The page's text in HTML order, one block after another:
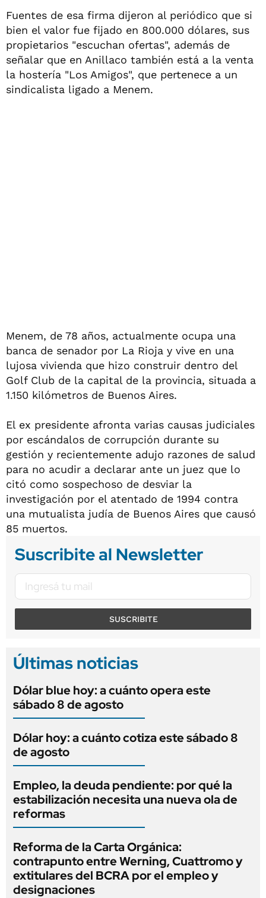
Fuentes de esa firma dijeron al periódico que si
bien el valor fue fijado en 800.000 dólares, sus
propietarios "escuchan ofertas", además de
señalar que en Anillaco también está a la venta
la hostería "Los Amigos", que pertenece a un
sindicalista ligado a Menem.
Menem, de 78 años, actualmente ocupa una
banca de senador por La Rioja y vive en una
lujosa vivienda que hizo construir dentro del
Golf Club de la capital de la provincia, situada a
1.150 kilómetros de Buenos Aires.
El ex presidente afronta varias causas judiciales
por escándalos de corrupción durante su
gestión y recientemente adujo razones de salud
para no acudir a declarar ante un juez que lo
citó como sospechoso de desviar la
investigación por el atentado de 1994 contra
una mutualista judía de Buenos Aires que causó
85 muertos.
Suscribite al Newsletter
SUSCRIBITE
Últimas noticias
Dólar blue hoy: a cuánto opera este
sábado 8 de agosto
Dólar hoy: a cuánto cotiza este sábado 8
de agosto
Empleo, la deuda pendiente: por qué la
estabilización necesita una nueva ola de
reformas
Reforma de la Carta Orgánica:
contrapunto entre Werning, Cuattromo y
extitulares del BCRA por el empleo y
designaciones